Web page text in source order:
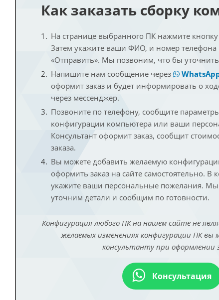
Как заказать сборку
На странице выбранного ПК нажмите кнопку
Затем укажите ваши ФИО, и номер
«Отправить». Мы позвоним, что бы
Напишите нам сообщение через
оформит заказ и будет информировать о
через мессенджер.
Позвоните по телефону, сообщите
конфигурации компьютера или ваши
Консультант оформит заказ, сообщит
заказа.
Вы можете добавить желаемую
оформить заказ на сайте самостоятельно. В
укажите ваши персональные пожелания. Мы
уточним детали и сообщим по готовности.
Конфигурация любого ПК на нашем сайте не
желаемых изменениях конфигурации ПК
консультанту при оформлении
Консультация